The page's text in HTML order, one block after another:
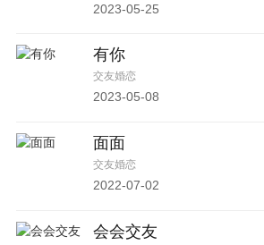
2023-05-25
有你
交友婚恋
2023-05-08
面面
交友婚恋
2022-07-02
会会交友